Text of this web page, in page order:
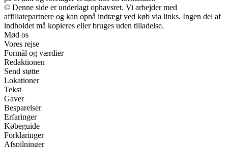
© Denne side er underlagt ophavsret. Vi arbejder med
affiliatepartnere og kan opnå indtægt ved køb via links. Ingen del af
indholdet må kopieres eller bruges uden tilladelse.
Mød os
Vores rejse
Formål og værdier
Redaktionen
Send støtte
Lokationer
Tekst
Gaver
Besparelser
Erfaringer
Købeguide
Forklaringer
Afspilninger